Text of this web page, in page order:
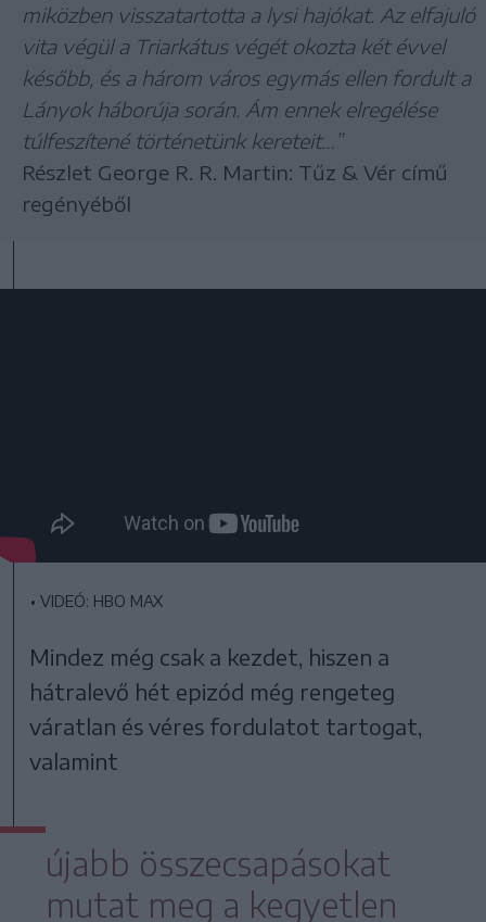
miközben visszatartotta a lysi hajókat. Az elfajuló
vita végül a Triarkátus végét okozta két évvel
később, és a három város egymás ellen fordult a
Lányok háborúja során. Ám ennek elregélése
túlfeszítené történetünk kereteit…”
Részlet George R. R. Martin: Tűz & Vér című
regényéből
• VIDEÓ: HBO MAX
Mindez még csak a kezdet, hiszen a
hátralevő hét epizód még rengeteg
váratlan és véres fordulatot tartogat,
valamint
újabb összecsapásokat
mutat meg a kegyetlen